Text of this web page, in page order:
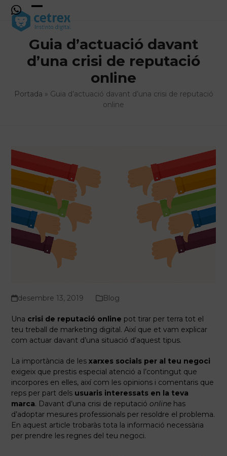
Skip
content
Open
mobile
menu
Close
mobile
menu
Guia d’actuació davant
d’una crisi de reputació
online
Portada » Guia d’actuació davant d’una crisi de reputació
online
desembre 13, 2019 Blog
Una crisi de reputació online pot tirar per terra tot el
teu treball de marketing digital. Així que et vam explicar
com actuar davant d’una situació d’aquest tipus.
La importància de lesxarxes socials per al teu negoci
exigeix ​​que prestis especial atenció a l’contingut que
incorpores en elles, així com les opinions i comentaris que
reps per part dels usuaris interessats en la teva
marca. Davant d’una crisi de reputacióonline has
d’adoptar mesures professionals per resoldre el problema.
En aquest article trobaràs tota la informació necessària
per prendre les regnes del teu negoci.